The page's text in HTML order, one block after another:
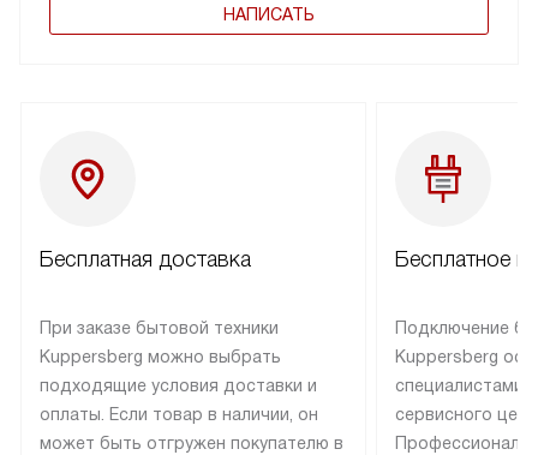
НАПИСАТЬ
Бесплатная доставка
При заказе бытовой техники
Kuppersberg можно выбрать
подходящие условия доставки и
оплаты. Если товар в наличии, он
может быть отгружен покупателю в
Бесплатное
Подключение
Kuppersberg
специалистами
сервисного